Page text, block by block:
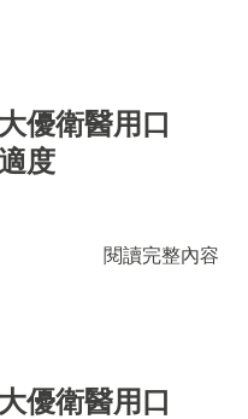
優衛醫用口
度
閱讀完整內容
優衛醫用口